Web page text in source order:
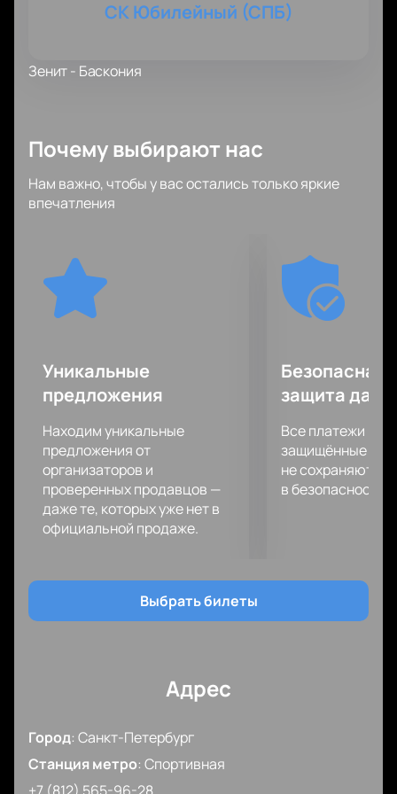
СК Юбилейный (СПБ)
Зенит - Баскония
Почему выбирают нас
Нам важно, чтобы у вас остались только яркие
впечатления
Уникальные
предложения
Находим уникальные
предложения от
организаторов и
проверенных продавцов —
даже те, которых уже нет в
официальной продаже.
Безопасная
защита
Все платежи
защищённые
не сохраняются
в безопасности.
Выбрать билеты
Адрес
Город: Санкт-Петербург
Станция метро: Спортивная